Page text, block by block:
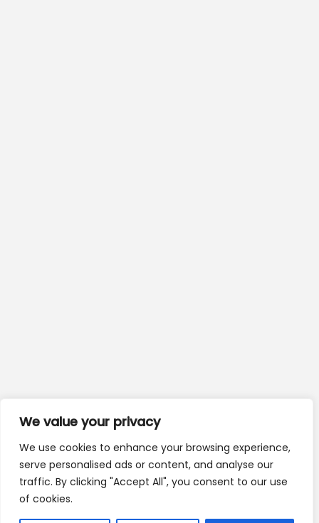
We value your privacy
We use cookies to enhance your browsing experience,
serve personalised ads or content, and analyse our
traffic. By clicking "Accept All", you consent to our use
of cookies.